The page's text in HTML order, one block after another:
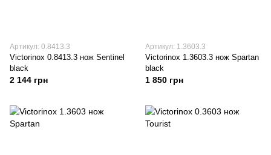
Артикул: 0.8413.3
Victorinox 0.8413.3 нож Sentinel
black
2 144 грн
Артикул: 1.3603.3
Victorinox 1.3603.3 нож Spartan
black
1 850 грн